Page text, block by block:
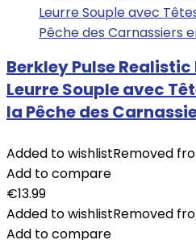
Berkley Pulse
Leurre Souple avec
la Pêche des
Added to wishlistRemoved
Add to compare
€13.99
Added to wishlistRemoved
Add to compare